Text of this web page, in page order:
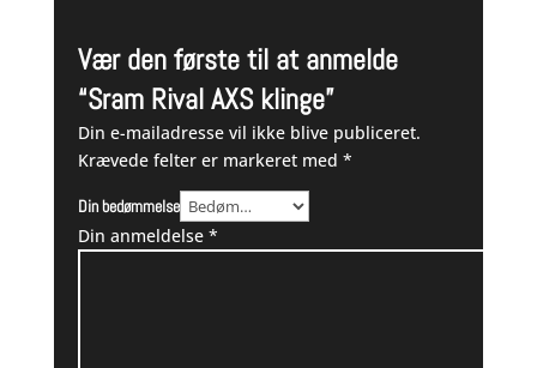
Vær den første til at anmelde
“Sram Rival AXS klinge”
Din e-mailadresse vil ikke blive publiceret.
Krævede felter er markeret med *
Din bedømmelse
Din anmeldelse *